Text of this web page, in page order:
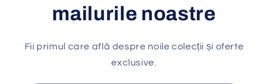
mailurile noastre
Fii primul care află despre noile colecții și oferte
exclusive.